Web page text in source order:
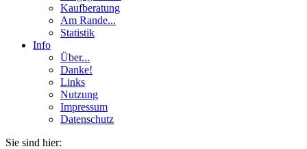
Kaufberatung
Am Rande...
Statistik
Info
Über...
Danke!
Links
Nutzung
Impressum
Datenschutz
Sie sind hier: